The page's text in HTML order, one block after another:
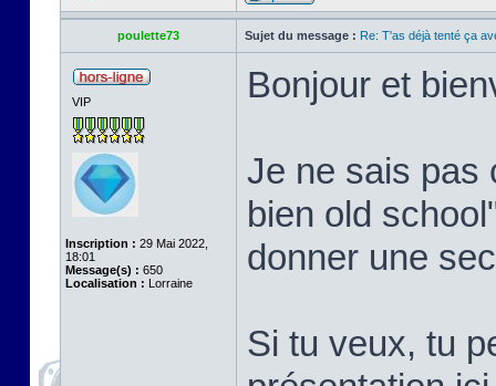
poulette73 Sujet du message : Re: T'as déjà tenté ça
VIP
Inscription : 29 Mai 2022,
18:01
Message(s) : 650
Localisation : Lorraine
Bonjour et
Je ne sais pas
bien old
donner une
Si tu veux, tu